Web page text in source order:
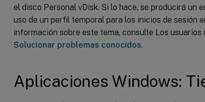
el disco Personal vDisk. Si lo hace, se producirá un
uso de un perfil temporal para los inicios de sesión
información sobre este tema, consulte Los
Solucionar problemas conocidos.
Aplicaciones Windows: